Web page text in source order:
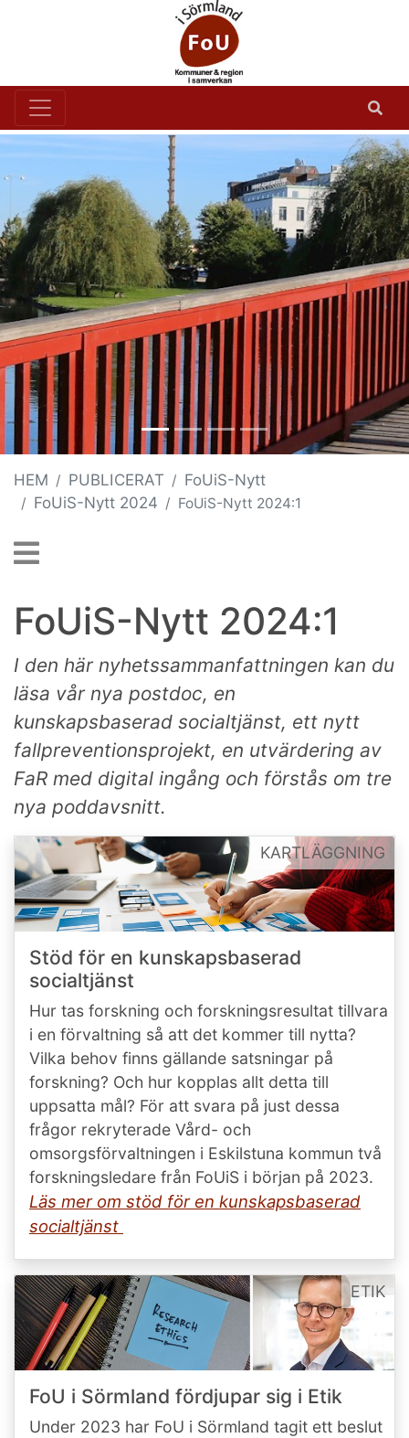
HEM PUBLICERAT
FoUiS-Nytt
FoUiS-Nytt 2024
FoUiS-Nytt 2024:1
FoUiS-Nytt 2024:1
I den här nyhetssammanfattningen kan du
läsa vår nya postdoc, en
kunskapsbaserad socialtjänst, ett nytt
fallpreventionsprojekt, en utvärdering av
FaR med digital ingång och förstås om tre
nya poddavsnitt.
KARTLÄGGNING
Stöd för en kunskapsbaserad
socialtjänst
Hur tas forskning och forskningsresultat tillvara
i en förvaltning så att det kommer till nytta?
Vilka behov finns gällande satsningar på
forskning? Och hur kopplas allt detta till
uppsatta mål? För att svara på just dessa
frågor rekryterade Vård- och
omsorgsförvaltningen i Eskilstuna kommun två
forskningsledare från FoUiS i början på 2023.
Läs mer om stöd för en kunskapsbaserad
socialtjänst
ETIK
FoU i Sörmland fördjupar sig i Etik
Under 2023 har FoU i Sörmland tagit ett beslut